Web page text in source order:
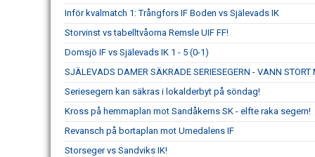
Inför kvalmatch 1: Trångfors IF Boden vs Själevads IK
Storvinst vs tabelltvåorna Remsle UIF FF!
Domsjö IF vs Själevads IK 1 - 5 (0-1)
SJÄLEVADS DAMER SÄKRADE SERIESEGERN - VANN STORT
Seriesegern kan säkras i lokalderbyt på söndag!
Kross på hemmaplan mot Sandåkerns SK - elfte raka segern!
Revansch på bortaplan mot Umedalens IF
Storseger vs Sandviks IK!